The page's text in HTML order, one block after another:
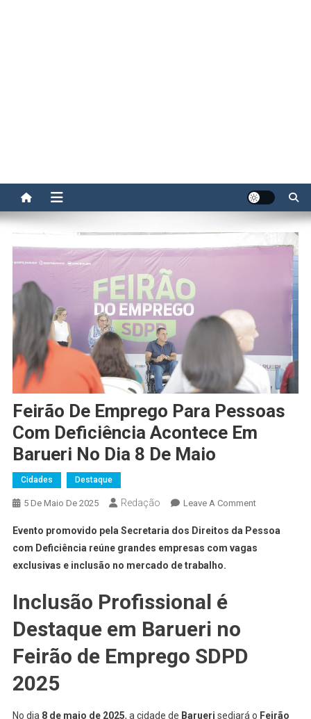
Feirão De Emprego Para Pessoas
Com Deficiência Acontece Em
Barueri No Dia 8 De Maio
Cidades Destaque
5 De Maio De 2025 Redação Leave A CommentOn
De
Emprego
Evento promovido pela Secretaria dos Direitos da Pessoa
com Deficiência reúne grandes empresas com vagas
exclusivas e inclusão no mercado de trabalho.
Inclusão Profissional é
Destaque em Barueri no
Feirão de Emprego SDPD
2025
No dia 8 de maio de 2025, a cidade de Barueri sediará o Feirão